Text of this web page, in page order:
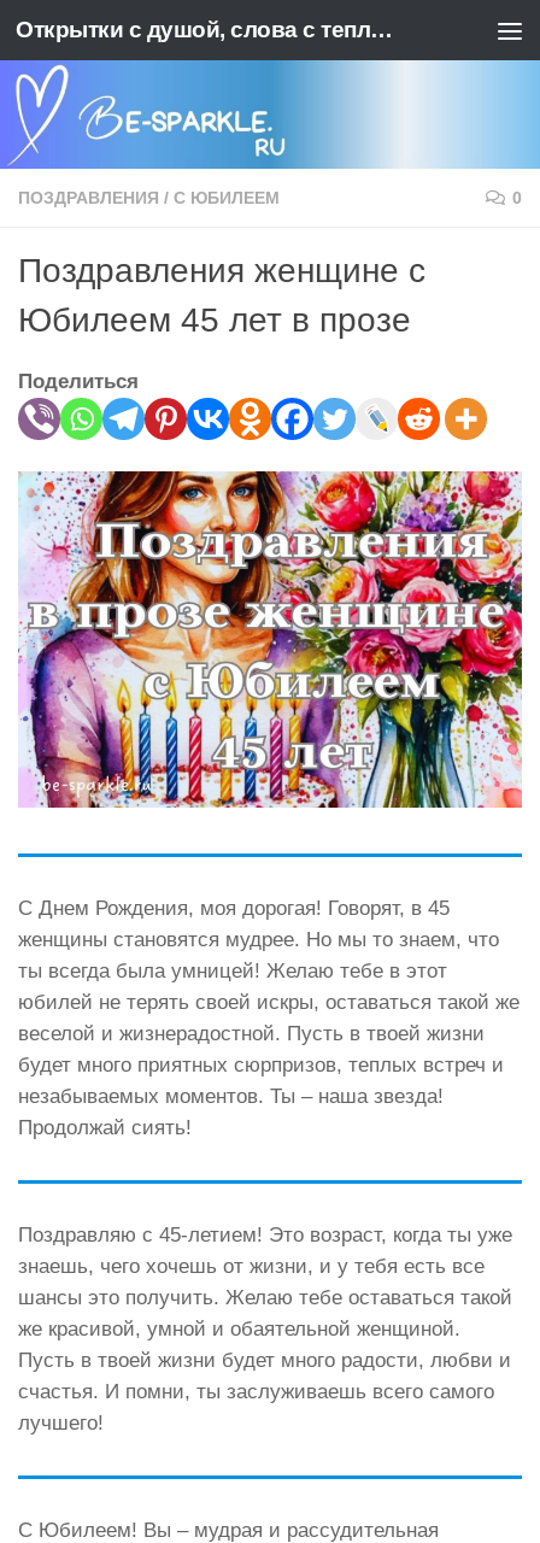
Перейти к содержимому Открытки с душой, слова с теплотой. BE-SPARKLE - Ваш источник позитива
ПОЗДРАВЛЕНИЯ / С ЮБИЛЕЕМ 0
Поздравления женщине с
Юбилеем 45 лет в прозе
Поделиться
С Днем Рождения, моя дорогая! Говорят, в 45
женщины становятся мудрее. Но мы то знаем, что
ты всегда была умницей! Желаю тебе в этот
юбилей не терять своей искры, оставаться такой же
веселой и жизнерадостной. Пусть в твоей жизни
будет много приятных сюрпризов, теплых встреч и
незабываемых моментов. Ты – наша звезда!
Продолжай сиять!
Поздравляю с 45-летием! Это возраст, когда ты уже
знаешь, чего хочешь от жизни, и у тебя есть все
шансы это получить. Желаю тебе оставаться такой
же красивой, умной и обаятельной женщиной.
Пусть в твоей жизни будет много радости, любви и
счастья. И помни, ты заслуживаешь всего самого
лучшего!
С Юбилеем! Вы – мудрая и рассудительная